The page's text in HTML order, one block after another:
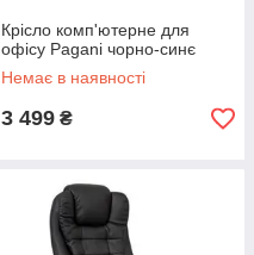
Крісло комп'ютерне для
офісу Pagani чорно-синє
Немає в наявності
3 499 ₴